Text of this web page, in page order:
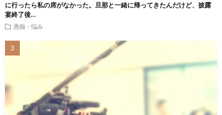
に行ったら私の席がなかった。旦那と一緒に帰ってきたんだけど、披露
宴終了後…
愚痴・悩み